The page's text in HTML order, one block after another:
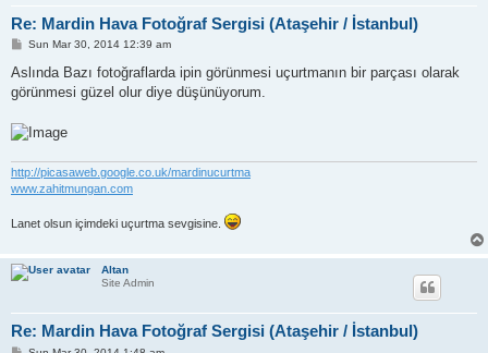
Re: Mardin Hava Fotoğraf Sergisi (Ataşehir / İstanbul)
P
s
Sun Mar 30, 2014 12:39 am
Aslında Bazı fotoğraflarda ipin görünmesi uçurtmanın bir parçası olarak
görünmesi güzel olur diye düşünüyorum.
http://picasaweb.google.co.uk/mardinucurtma
www.zahitmungan.com
Lanet olsun içimdeki uçurtma sevgisine.
Altan
Site Admin
Re: Mardin Hava Fotoğraf Sergisi (Ataşehir / İstanbul)